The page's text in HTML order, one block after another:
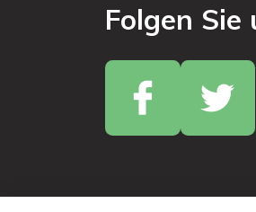
Folgen Sie